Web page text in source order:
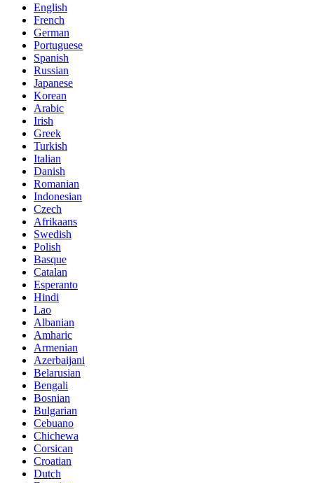
English
French
German
Portuguese
Spanish
Russian
Japanese
Korean
Arabic
Irish
Greek
Turkish
Italian
Danish
Romanian
Indonesian
Czech
Afrikaans
Swedish
Polish
Basque
Catalan
Esperanto
Hindi
Lao
Albanian
Amharic
Armenian
Azerbaijani
Belarusian
Bengali
Bosnian
Bulgarian
Cebuano
Chichewa
Corsican
Croatian
Dutch